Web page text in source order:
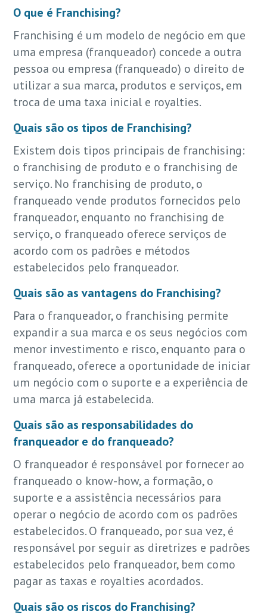
O que é Franchising?
Franchising é um modelo de negócio em que
uma empresa (franqueador) concede a outra
pessoa ou empresa (franqueado) o direito de
utilizar a sua marca, produtos e serviços, em
troca de uma taxa inicial e royalties.
Quais são os tipos de Franchising?
Existem dois tipos principais de franchising:
o franchising de produto e o franchising de
serviço. No franchising de produto, o
franqueado vende produtos fornecidos pelo
franqueador, enquanto no franchising de
serviço, o franqueado oferece serviços de
acordo com os padrões e métodos
estabelecidos pelo franqueador.
Quais são as vantagens do Franchising?
Para o franqueador, o franchising permite
expandir a sua marca e os seus negócios com
menor investimento e risco, enquanto para o
franqueado, oferece a oportunidade de iniciar
um negócio com o suporte e a experiência de
uma marca já estabelecida.
Quais são as responsabilidades do
franqueador e do franqueado?
O franqueador é responsável por fornecer ao
franqueado o know-how, a formação, o
suporte e a assistência necessários para
operar o negócio de acordo com os padrões
estabelecidos. O franqueado, por sua vez, é
responsável por seguir as diretrizes e padrões
estabelecidos pelo franqueador, bem como
pagar as taxas e royalties acordados.
Quais são os riscos do Franchising?